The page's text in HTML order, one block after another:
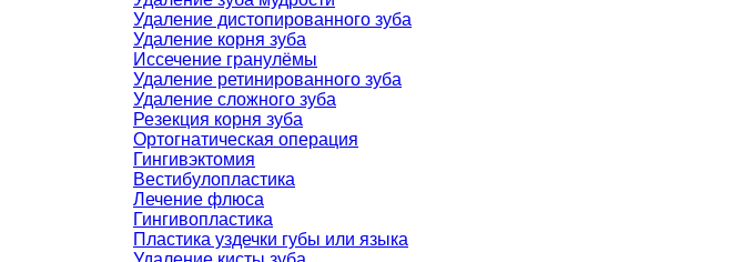
Удаление дистопированного зуба
Удаление корня зуба
Иссечение гранулёмы
Удаление ретинированного зуба
Удаление сложного зуба
Резекция корня зуба
Ортогнатическая операция
Гингивэктомия
Вестибулопластика
Лечение флюса
Гингивопластика
Пластика уздечки губы или языка